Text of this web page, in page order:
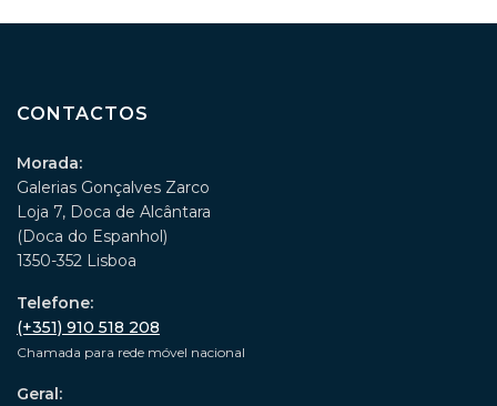
CONTACTOS
Morada:
Galerias Gonçalves Zarco
Loja 7, Doca de Alcântara
(Doca do Espanhol)
1350-352 Lisboa
Telefone:
(+351) 910 518 208
Chamada para rede móvel nacional
Geral: